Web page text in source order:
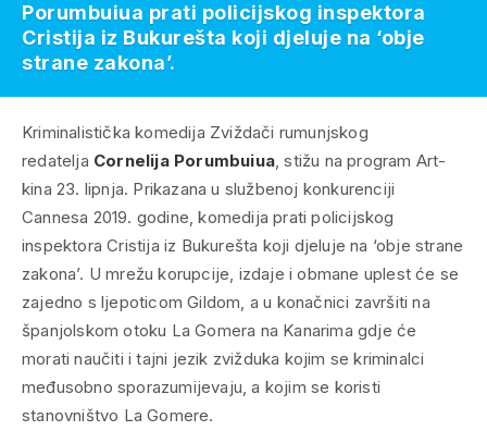
Kriminalistička komedija Zviždači rumunjskog
redatelja Cornelija Porumbuiua, stižu na program Art-
kina 23. lipnja. Prikazana u službenoj konkurenciji
Cannesa 2019. godine, komedija prati policijskog
inspektora Cristija iz Bukurešta koji djeluje na ‘obje strane
zakona’. U mrežu korupcije, izdaje i obmane uplest će se
zajedno s ljepoticom Gildom, a u konačnici završiti na
španjolskom otoku La Gomera na Kanarima gdje će
morati naučiti i tajni jezik zvižduka kojim se kriminalci
međusobno sporazumijevaju, a kojim se koristi
stanovništvo La Gomere.
Porumbuiua prati policijskog inspektora
Cristija iz Bukurešta koji djeluje na ‘obje
strane zakona’.